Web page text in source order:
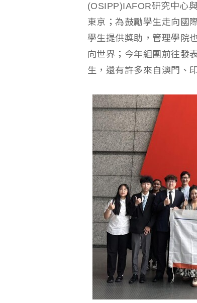
(OSIPP)IAFOR研究中心
東京；為鼓勵學生走向國
學生提供獎助，管理學院
向世界；今年組團前往發
生，還有許多來自澳門、